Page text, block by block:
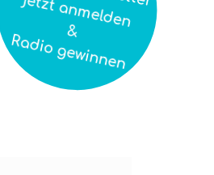
jetzt anmelden
&
Radio gewinnen